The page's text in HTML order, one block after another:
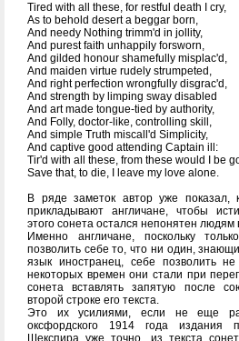
Tired with all these, for restful death I cry,
As to behold desert a beggar born,
And needy Nothing trimm'd in jollity,
And purest faith unhappily forsworn,
And gilded honour shamefully misplac'd,
And maiden virtue rudely strumpeted,
And right perfection wrongfully disgrac'd,
And strength by limping sway disabled
And art made tongue-tied by authority,
And Folly, doctor-like, controlling skill,
And simple Truth miscall'd Simplicity,
And captive good attending Captain ill:
Tir'd with all these, from these would I be
Save that, to die, I leave my love alone.
В ряде заметок автор уже показал,
прикладывают англичане, чтобы
этого сонета остался непонятен людям
Именно англичане, поскольку
позволить себе то, что ни один,
язык иностранец, себе позволить
некоторых времен они стали при
сонета вставлять запятую после
второй строке его текста.
Это их усилиями, если не еще
оксфордского 1914 года издания
Шекспира уже точно, из текста